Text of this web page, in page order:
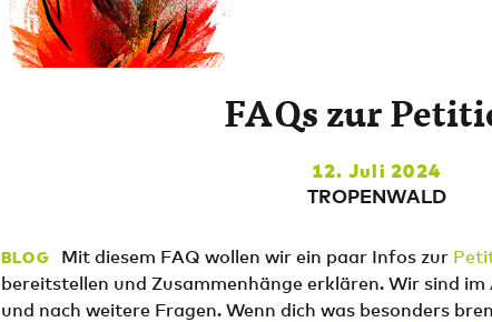
FAQs zur
12. Juli 2024
TROPENWALD
BLOG Mit diesem FAQ wollen wir ein paar Infos zur
bereitstellen und Zusammenhänge erklären. Wir sind
und nach weitere Fragen. Wenn dich was besonders